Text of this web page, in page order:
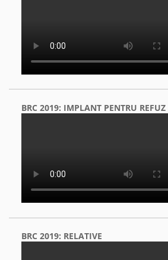
BRC 2019: IMPLANT PENTRU REFUZ
BRC 2019: RELATIVE